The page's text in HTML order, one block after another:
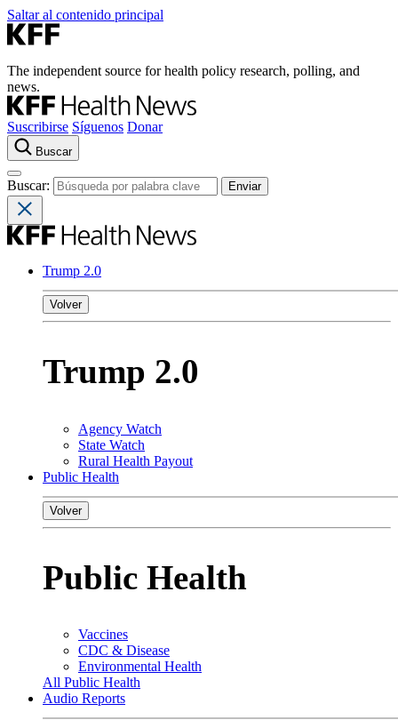
Saltar al contenido principal
The independent source for health policy research, polling, and
news.
Suscribirse Síguenos Donar
Buscar
Buscar:
Trump 2.0
Volver
Trump 2.0
Agency Watch
State Watch
Rural Health Payout
Public Health
Volver
Public Health
Vaccines
CDC & Disease
Environmental Health
All Public Health
Audio Reports